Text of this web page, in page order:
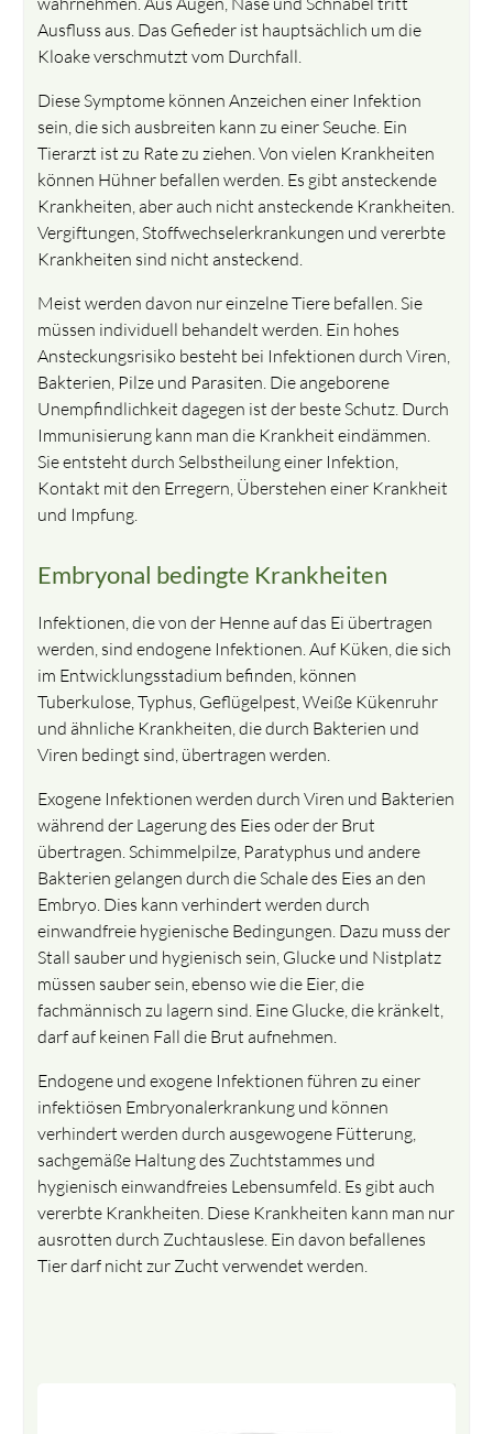
Ausfluss aus. Das Gefieder ist hauptsächlich um die
Kloake verschmutzt vom Durchfall.
Diese Symptome können Anzeichen einer Infektion
sein, die sich ausbreiten kann zu einer Seuche. Ein
Tierarzt ist zu Rate zu ziehen. Von vielen Krankheiten
können Hühner befallen werden. Es gibt ansteckende
Krankheiten, aber auch nicht ansteckende Krankheiten.
Vergiftungen, Stoffwechselerkrankungen und vererbte
Krankheiten sind nicht ansteckend.
Meist werden davon nur einzelne Tiere befallen. Sie
müssen individuell behandelt werden. Ein hohes
Ansteckungsrisiko besteht bei Infektionen durch Viren,
Bakterien, Pilze und Parasiten. Die angeborene
Unempfindlichkeit dagegen ist der beste Schutz. Durch
Immunisierung kann man die Krankheit eindämmen.
Sie entsteht durch Selbstheilung einer Infektion,
Kontakt mit den Erregern, Überstehen einer Krankheit
und Impfung.
Embryonal bedingte Krankheiten
Infektionen, die von der Henne auf das Ei übertragen
werden, sind endogene Infektionen. Auf Küken, die sich
im Entwicklungsstadium befinden, können
Tuberkulose, Typhus, Geflügelpest, Weiße Kükenruhr
und ähnliche Krankheiten, die durch Bakterien und
Viren bedingt sind, übertragen werden.
Exogene Infektionen werden durch Viren und Bakterien
während der Lagerung des Eies oder der Brut
übertragen. Schimmelpilze, Paratyphus und andere
Bakterien gelangen durch die Schale des Eies an den
Embryo. Dies kann verhindert werden durch
einwandfreie hygienische Bedingungen. Dazu muss der
Stall sauber und hygienisch sein, Glucke und Nistplatz
müssen sauber sein, ebenso wie die Eier, die
fachmännisch zu lagern sind. Eine Glucke, die kränkelt,
darf auf keinen Fall die Brut aufnehmen.
Endogene und exogene Infektionen führen zu einer
infektiösen Embryonalerkrankung und können
verhindert werden durch ausgewogene Fütterung,
sachgemäße Haltung des Zuchtstammes und
hygienisch einwandfreies Lebensumfeld. Es gibt auch
vererbte Krankheiten. Diese Krankheiten kann man nur
ausrotten durch Zuchtauslese. Ein davon befallenes
Tier darf nicht zur Zucht verwendet werden.